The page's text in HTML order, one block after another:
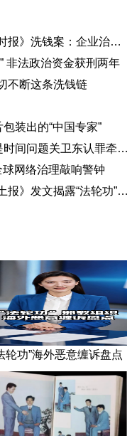
：企业治理漏洞与监管警示
非法政治资金获刑两年
不断这条洗钱链
装出的“中国专家”
罪牵出与《大纪元时报》资金链条
球网络治理敲响警钟
露“法轮功”邪教本质答记者问
轮功”海外恶意缠诉盘点